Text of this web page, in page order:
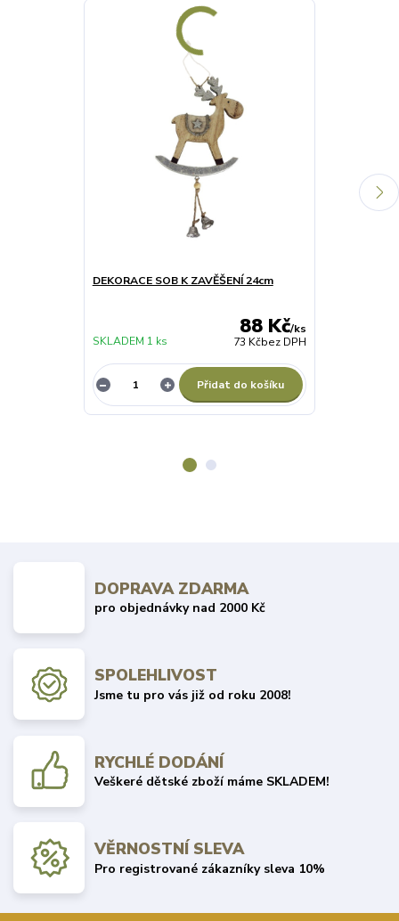
DEKORACE SOB K ZAVĚŠENÍ 24cm
88 Kč/ks
73 Kčbez DPH
SKLADEM 1 ks
Přidat do košíku
DOPRAVA ZDARMA
pro objednávky nad 2000 Kč
SPOLEHLIVOST
Jsme tu pro vás již od roku 2008!
RYCHLÉ DODÁNÍ
Veškeré dětské zboží máme SKLADEM!
VĚRNOSTNÍ SLEVA
Pro registrované zákazníky sleva 10%